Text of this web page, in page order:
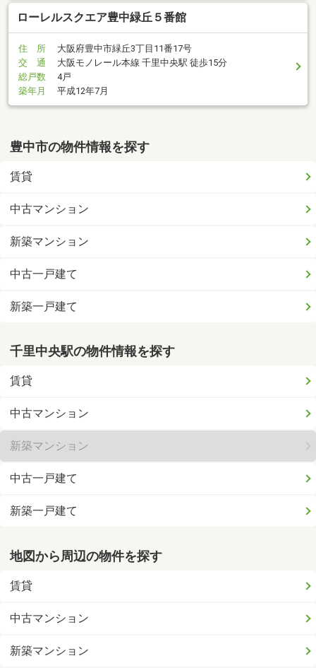
ローレルスクエア豊中緑丘５番館
住 所
大阪府豊中市緑丘3丁目11番17号
交 通
大阪モノレール本線 千里中央駅 徒歩15分
総戸数
4戸
築年月
平成12年7月
豊中市の物件情報を探す
賃貸
中古マンション
新築マンション
中古一戸建て
新築一戸建て
千里中央駅の物件情報を探す
賃貸
中古マンション
新築マンション
中古一戸建て
新築一戸建て
地図から周辺の物件を探す
賃貸
中古マンション
新築マンション